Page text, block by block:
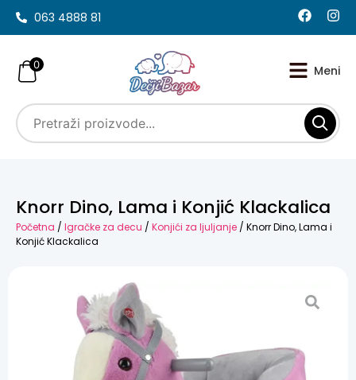
063 4888 81
0
Knorr Dino, Lama i Konjić Klackalica
Početna / Igračke za decu / Konjići za ljuljanje / Knorr Dino, Lama i
Konjić Klackalica